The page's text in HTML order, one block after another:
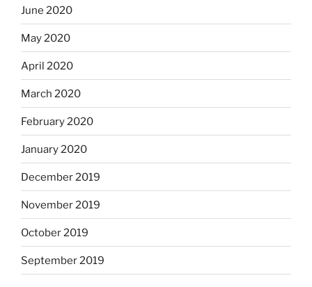
June 2020
May 2020
April 2020
March 2020
February 2020
January 2020
December 2019
November 2019
October 2019
September 2019